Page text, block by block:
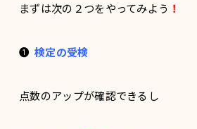
まずは次の２つをやってみよう ！
❶検定の受検
点数のアップが確認できるし